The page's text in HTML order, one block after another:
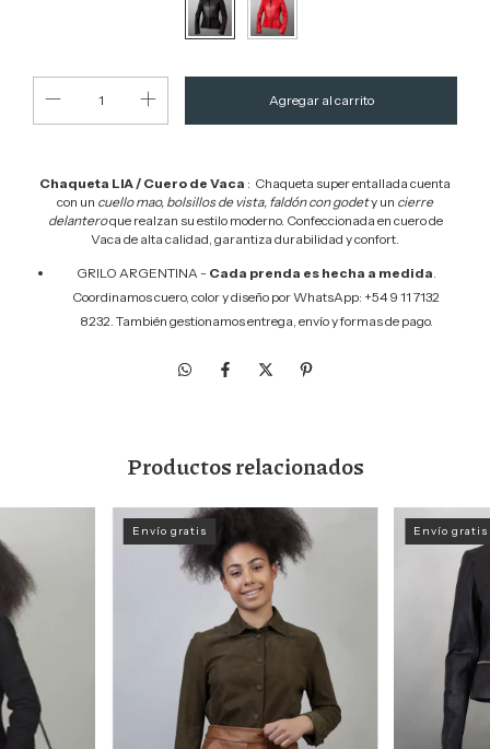
Chaqueta LIA / Cuero de Vaca : Chaqueta super entallada cuenta
con un cuello mao, bolsillos de vista, faldón con godety un cierre
delanteroque realzan su estilo moderno. Confeccionada en cuero de
Vaca de alta calidad, garantiza durabilidad y confort.
GRILO ARGENTINA - Cada prenda es hecha a medida
Coordinamos cuero, color y diseño por WhatsApp: +54 9 11 7132
8232. También gestionamos entrega, envío y formas de pago.
Productos relacionados
Envío gratis Envío gratis